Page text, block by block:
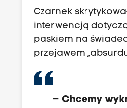
Czarnek
interwencją
paskiem na
przejawem
– Chcemy